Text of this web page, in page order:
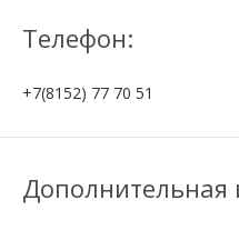
Телефон:
+7(8152) 77 70 51